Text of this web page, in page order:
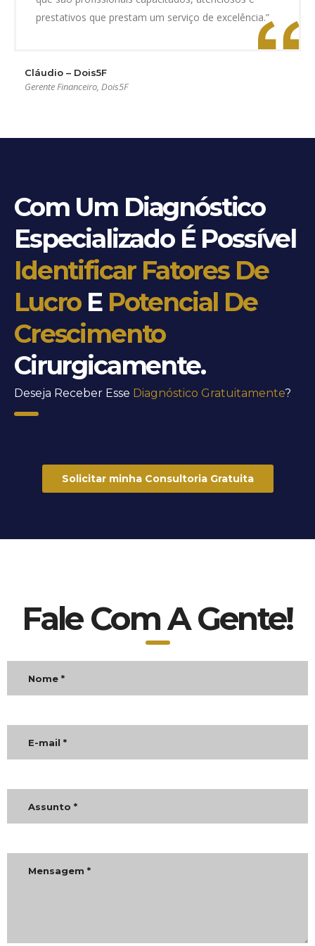
prestativos que prestam um serviço de excelência.”
Cláudio – Dois5F
Gerente Financeiro, Dois5F
Com Um Diagnóstico
Especializado É Possível
Identificar Fatores De
LucroE Potencial De
Crescimento
Cirurgicamente.
Deseja Receber Esse Diagnóstico Gratuitamente?
Solicitar minha Consultoria Gratuita
Fale Com A Gente!